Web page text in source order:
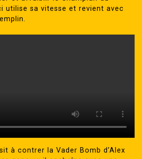
utilise sa vitesse et revient avec
à contrer la Vader Bomb d’Alex